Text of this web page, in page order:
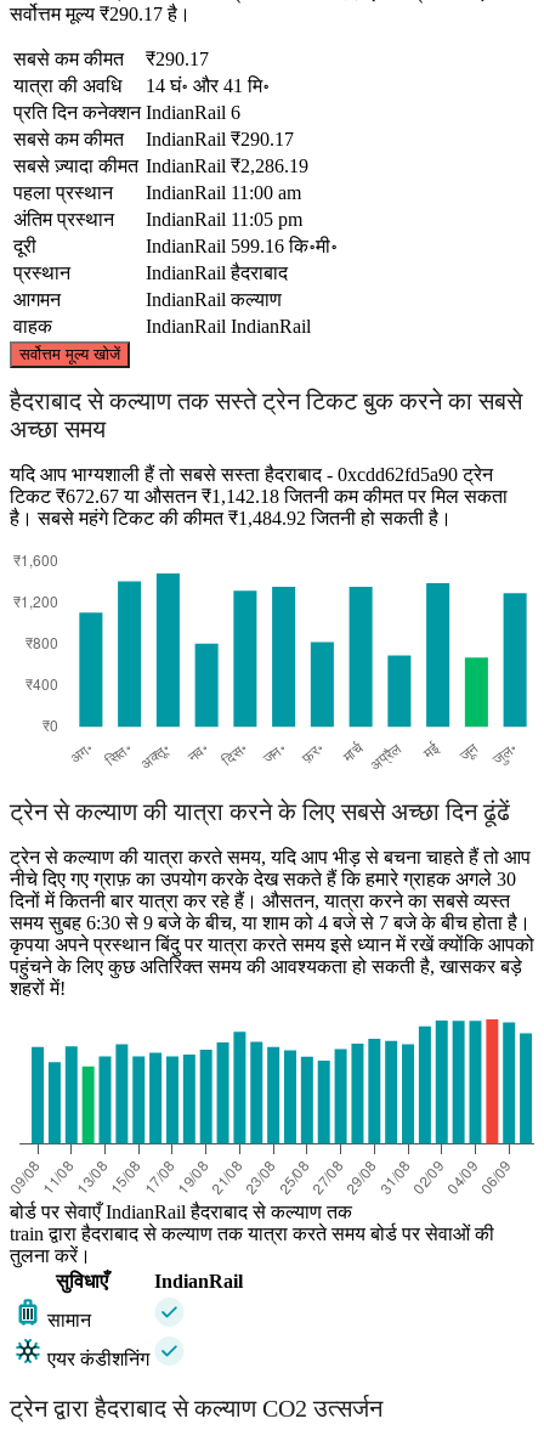
सर्वोत्तम मूल्य ₹290.17 है।
सबसे कम कीमत
₹290.17
यात्रा की अवधि
14 घं॰ और 41 मि॰
प्रति दिन कनेक्शन IndianRail 6
सबसे कम कीमत
IndianRail ₹290.17
सबसे ज़्यादा कीमत IndianRail ₹2,286.19
पहला प्रस्थान
IndianRail 11:00 am
अंतिम प्रस्थान
IndianRail 11:05 pm
दूरी
IndianRail 599.16 कि॰मी॰
प्रस्थान
IndianRail हैदराबाद
आगमन
IndianRail कल्याण
वाहक
IndianRail IndianRail
सर्वोत्तम मूल्य खोजें
Hyderabad
Kalyan
©CARTO
हैदराबाद से कल्याण तक सस्ते ट्रेन टिकट बुक करने का सबसे
अच्छा समय
यदि आप भाग्यशाली हैं तो सबसे सस्ता हैदराबाद - 0xcdd62fd5a90 ट्रेन
टिकट ₹672.67 या औसतन ₹1,142.18 जितनी कम कीमत पर मिल सकता
है। सबसे महंगे टिकट की कीमत ₹1,484.92 जितनी हो सकती है।
ट्रेन से कल्याण की यात्रा करने के लिए सबसे अच्छा दिन ढूंढें
ट्रेन से कल्याण की यात्रा करते समय, यदि आप भीड़ से बचना चाहते हैं तो आप
नीचे दिए गए ग्राफ़ का उपयोग करके देख सकते हैं कि हमारे ग्राहक अगले 30
दिनों में कितनी बार यात्रा कर रहे हैं। औसतन, यात्रा करने का सबसे व्यस्त
समय सुबह 6:30 से 9 बजे के बीच, या शाम को 4 बजे से 7 बजे के बीच होता है।
कृपया अपने प्रस्थान बिंदु पर यात्रा करते समय इसे ध्यान में रखें क्योंकि आपको
पहुंचने के लिए कुछ अतिरिक्त समय की आवश्यकता हो सकती है, खासकर बड़े
शहरों में!
बोर्ड पर सेवाएँ IndianRail हैदराबाद से कल्याण तक
train द्वारा हैदराबाद से कल्याण तक यात्रा करते समय बोर्ड पर सेवाओं की
तुलना करें।
सुविधाएँ
IndianRail
सामान
एयर कंडीशनिंग
ट्रेन द्वारा हैदराबाद से कल्याण CO2 उत्सर्जन